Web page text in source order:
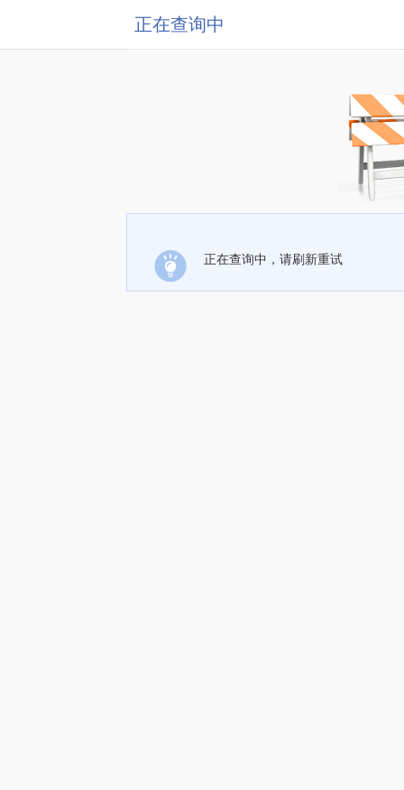
正在查询中
正在查询中，请刷新重试